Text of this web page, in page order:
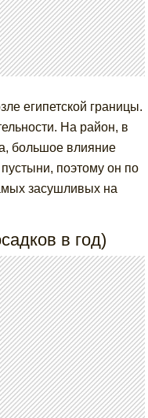
египетской границы.
На район, в
большое влияние
поэтому он по
засушливых на
в год)